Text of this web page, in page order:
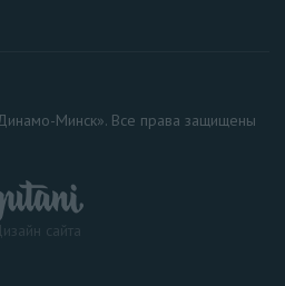
Минск». Все права защищены
сайта